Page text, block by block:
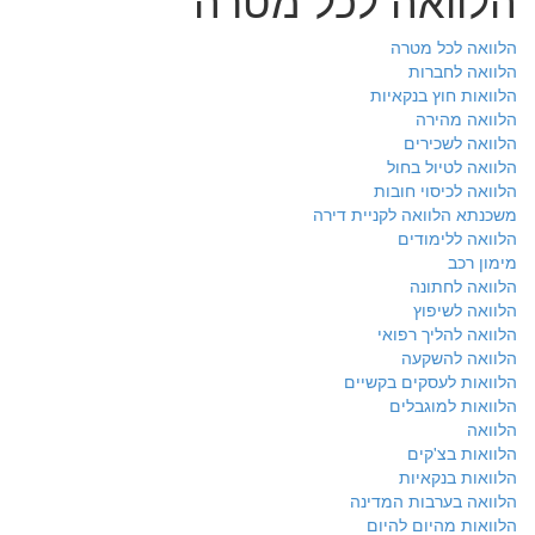
הלוואה לכל מטרה
הלוואה לחברות
הלוואות חוץ בנקאיות
הלוואה מהירה
הלוואה לשכירים
הלוואה לטיול בחול
הלוואה לכיסוי חובות
משכנתא הלוואה לקניית דירה
הלוואה ללימודים
מימון רכב
הלוואה לחתונה
הלוואה לשיפוץ
הלוואה להליך רפואי
הלוואה להשקעה
הלוואות לעסקים בקשיים
הלוואות למוגבלים
הלוואה
הלוואות בצ'קים
הלוואות בנקאיות
הלוואה בערבות המדינה
הלוואות מהיום להיום